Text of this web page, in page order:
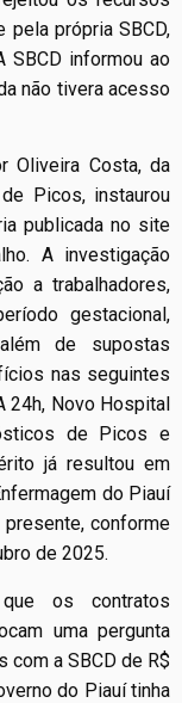
própria SBCD,
SBCD informou ao
não tivera acesso
Oliveira Costa, da
Picos, instaurou
publicada no site
A investigação
a trabalhadores,
gestacional,
de supostas
nas seguintes
24h, Novo Hospital
de Picos e
já resultou em
do Piauí
conforme
de 2025.
os contratos
uma pergunta
com a SBCD de R$
do Piauí tinha